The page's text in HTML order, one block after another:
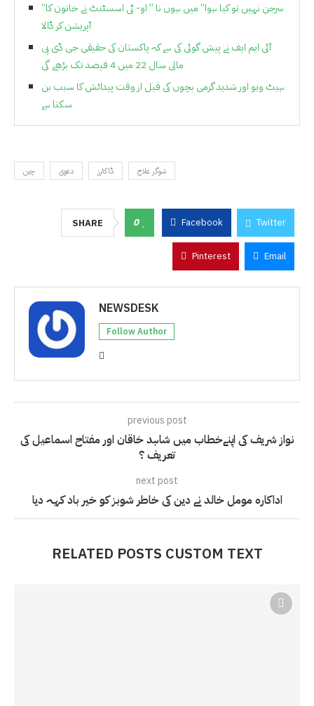
“سرجن نہیں تو کیا ہوا” میں ہوں نا ” او- ٹی اسسٹنٹ نے خاتون کا
آپریشن کر ڈالا
آئی ایم ایف نے پیش گوئی کی ہے کہ پاکستان کی حقیقی جی ڈی پی
مالی سال 22 میں 4 فیصد تک بڑھے گی
ہیٹ ویو اور شدید گرمی بچوں کی قبل از وقت پیدائش کا سبب بن
سکتا ہے
چین دعوی ڈاکٹرز شوگر علاج
SHARE 0 Facebook Twitter
Pinterest Email
NEWSDESK
Follow Author
previous post
نواز شریف کی اپنےخطاب میں شاہد خاقان اور مفتاح اسماعیل کی
تعریف ؟
next post
اداکارہ مومل خالد نے دین کی خاطر شوبز کو خیر باد کہہ دیا
RELATED POSTS CUSTOM TEXT